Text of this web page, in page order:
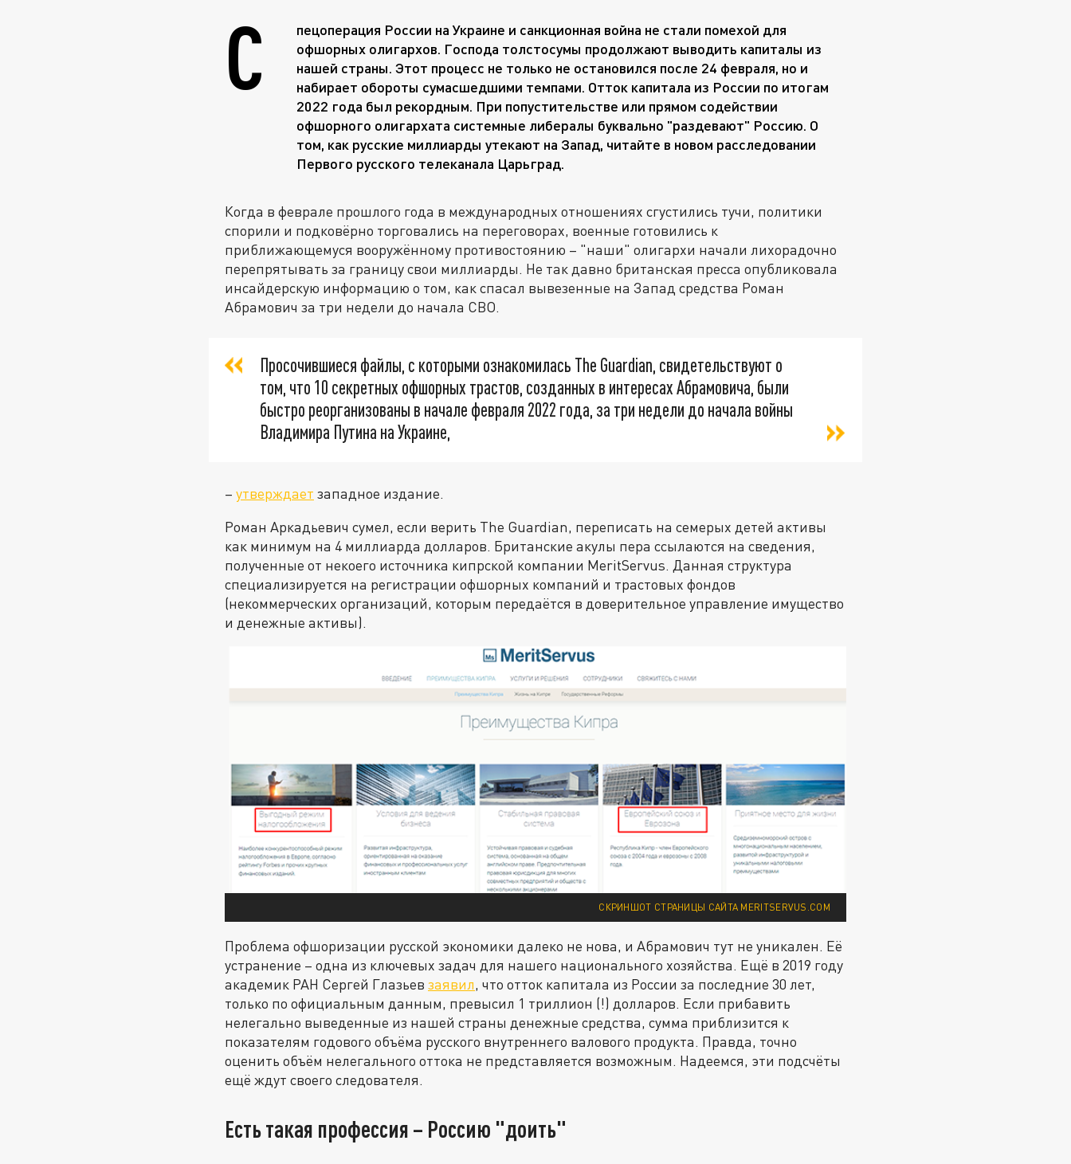
С
пецоперация России на Украине и санкционная война не стали помехой для
офшорных олигархов. Господа толстосумы продолжают выводить капиталы из
нашей страны. Этот процесс не только не остановился после 24 февраля, но и
набирает обороты сумасшедшими темпами. Отток капитала из России по итогам
2022 года был рекордным. При попустительстве или прямом содействии
офшорного олигархата системные либералы буквально "раздевают" Россию. О
том, как русские миллиарды утекают на Запад, читайте в новом расследовании
Первого русского телеканала Царьград.
Когда в феврале прошлого года в международных отношениях сгустились тучи, политики
спорили и подковёрно торговались на переговорах, военные готовились к
приближающемуся вооружённому противостоянию – "наши" олигархи начали лихорадочно
перепрятывать за границу свои миллиарды. Не так давно британская пресса опубликовала
инсайдерскую информацию о том, как спасал вывезенные на Запад средства Роман
Абрамович за три недели до начала СВО.
Просочившиеся файлы, с которыми ознакомилась The Guardian, свидетельствуют о
том, что 10 секретных офшорных трастов, созданных в интересах Абрамовича, были
быстро реорганизованы в начале февраля 2022 года, за три недели до начала войны
Владимира Путина на Украине,
– утверждает западное издание.
Роман Аркадьевич сумел, если верить The Guardian, переписать на семерых детей активы
как минимум на 4 миллиарда долларов. Британские акулы пера ссылаются на сведения,
полученные от некоего источника кипрской компании MeritServus. Данная структура
специализируется на регистрации офшорных компаний и трастовых фондов
(некоммерческих организаций, которым передаётся в доверительное управление имущество
и денежные активы).
СКРИНШОТ СТРАНИЦЫ САЙТА MERITSERVUS.COM
Проблема офшоризации русской экономики далеко не нова, и Абрамович тут не уникален. Её
устранение – одна из ключевых задач для нашего национального хозяйства. Ещё в 2019 году
академик РАН Сергей Глазьев заявил, что отток капитала из России за последние 30 лет,
только по официальным данным, превысил 1 триллион (!) долларов. Если прибавить
нелегально выведенные из нашей страны денежные средства, сумма приблизится к
показателям годового объёма русского внутреннего валового продукта. Правда, точно
оценить объём нелегального оттока не представляется возможным. Надеемся, эти подсчёты
ещё ждут своего следователя.
Есть такая профессия – Россию "доить"